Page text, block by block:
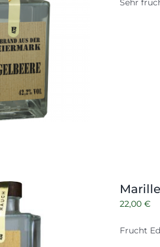
Sehr
22,00 €
Frucht